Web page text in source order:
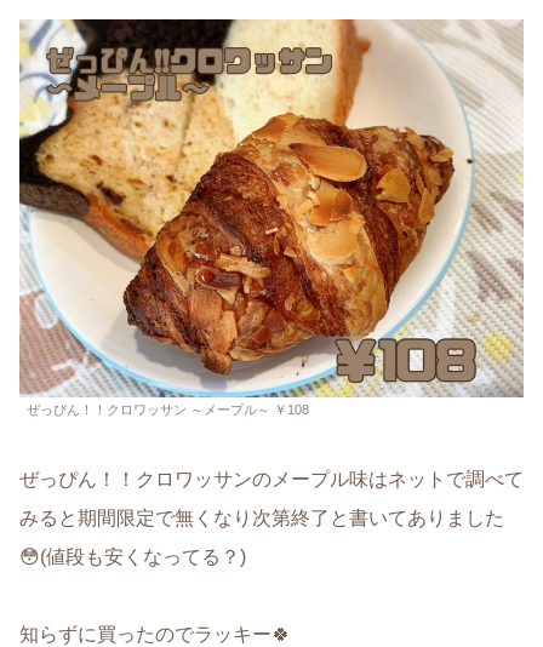
ぜっぴん！！クロワッサン ～メープル～ ￥108
ぜっぴん！！クロワッサンのメープル味はネットで調べて
みると期間限定で無くなり次第終了と書いてありました
😳(値段も安くなってる？)
知らずに買ったのでラッキー🍀